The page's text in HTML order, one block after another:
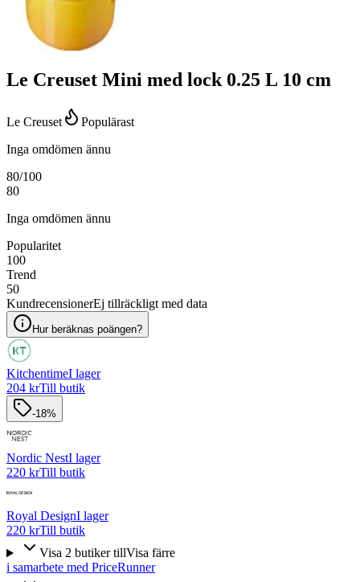
Le Creuset Mini med lock 0.25 L 10 cm
Le Creuset
Populärast
Inga omdömen ännu
80/100
80
Inga omdömen ännu
Popularitet
100
Trend
50
KundrecensionerEj tillräckligt med data
Hur beräknas poängen?
KitchentimeI lager
204 krTill butik
-18%
Nordic NestI lager
220 krTill butik
Royal DesignI lager
220 krTill butik
Visa 2 butiker tillVisa färre
i samarbete med PriceRunner